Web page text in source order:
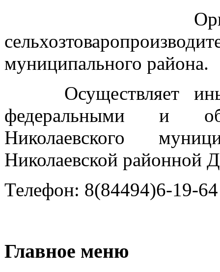
Организует
муниципального района.
Осуществляет иные
федеральными и
Николаевского
Николаевской районной
Телефон: 8(84494)6-19-64
Главное меню